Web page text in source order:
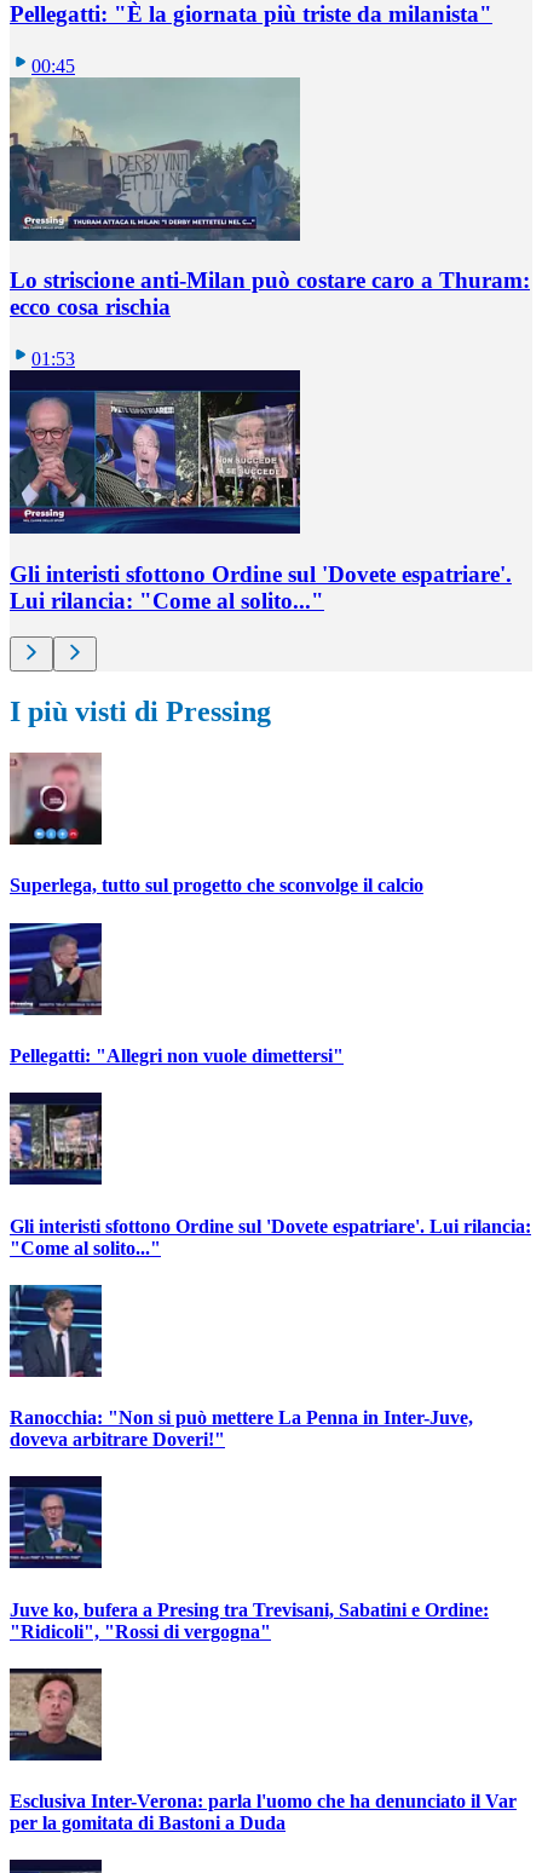
Pellegatti: "È la giornata più triste da milanista"
00:45
Lo striscione anti-Milan può costare caro a Thuram:
ecco cosa rischia
01:53
Gli interisti sfottono Ordine sul 'Dovete espatriare'.
Lui rilancia: "Come al solito..."
I più visti di Pressing
Superlega, tutto sul progetto che sconvolge il calcio
Pellegatti: "Allegri non vuole dimettersi"
Gli interisti sfottono Ordine sul 'Dovete espatriare'. Lui rilancia:
"Come al solito..."
Ranocchia: "Non si può mettere La Penna in Inter-Juve,
doveva arbitrare Doveri!"
Juve ko, bufera a Presing tra Trevisani, Sabatini e Ordine:
"Ridicoli", "Rossi di vergogna"
Esclusiva Inter-Verona: parla l'uomo che ha denunciato il Var
per la gomitata di Bastoni a Duda